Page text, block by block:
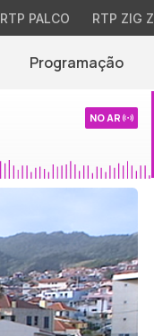
RTP PALCO RTP ZIG
Programação
NO AR